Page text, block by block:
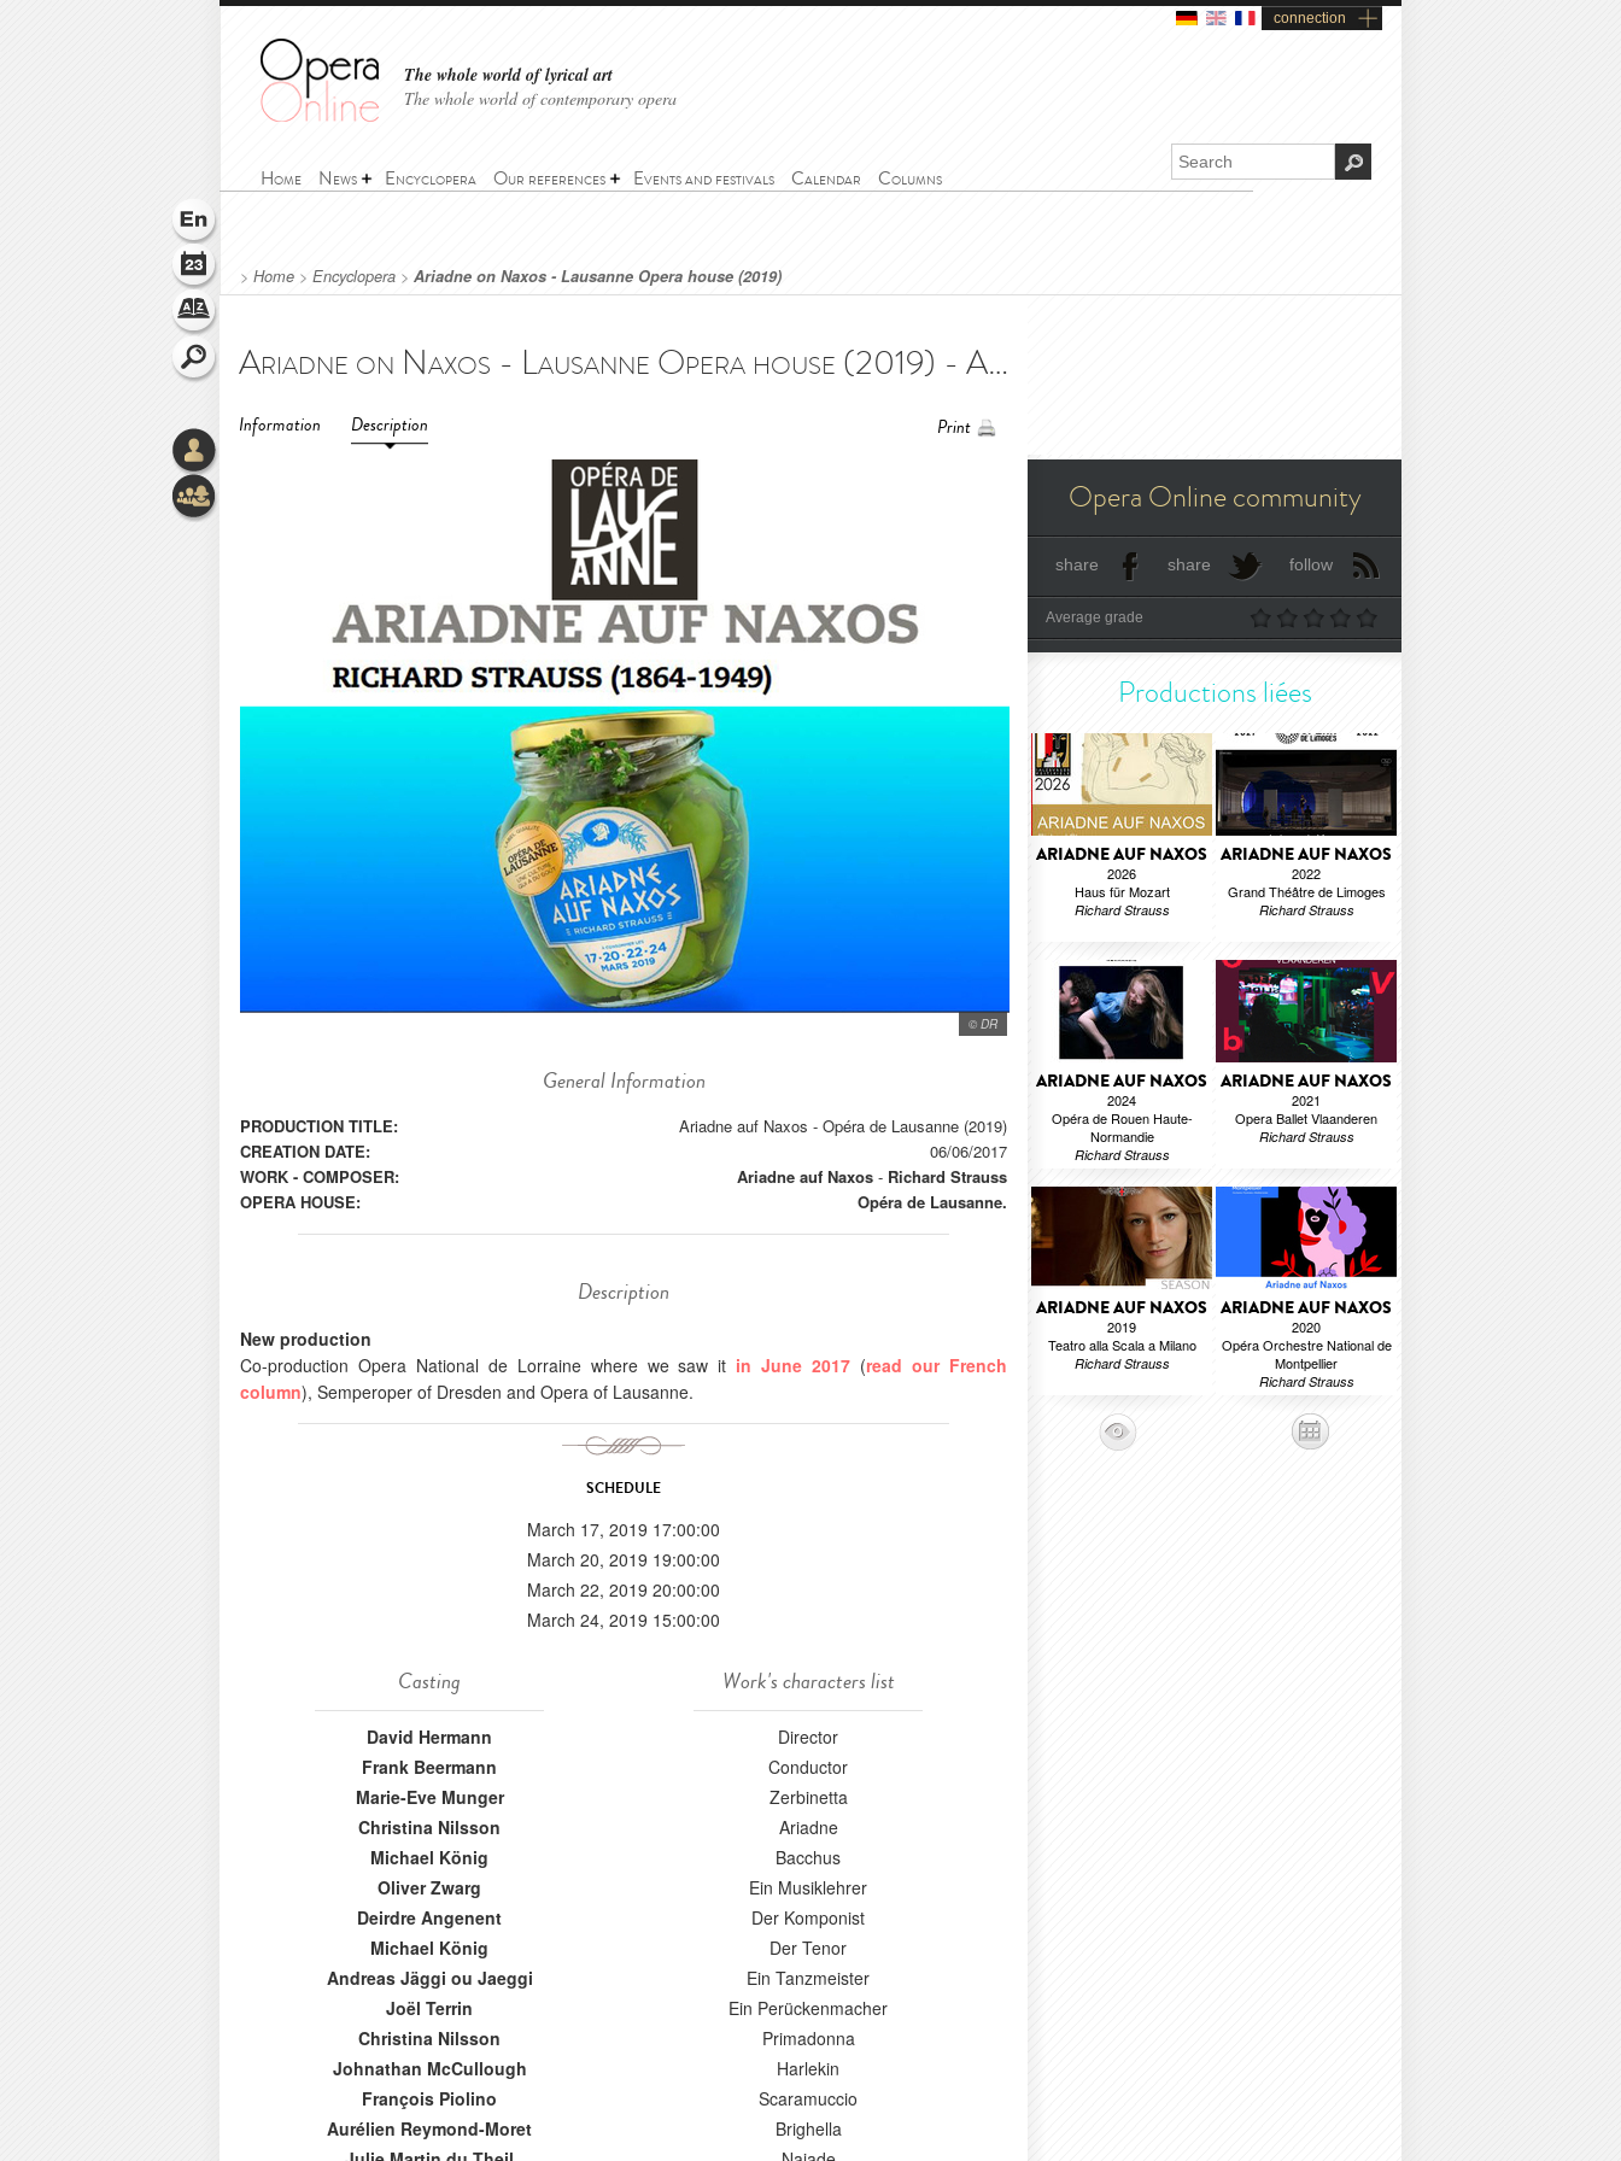
connection
The whole world of lyrical art
The whole world of contemporary opera
Home News Encyclopera Our references Events and festivals Calendar Columns
> Home > Encyclopera > Ariadne on Naxos - Lausanne Opera house (2019)
Ariadne on Naxos - Lausanne Opera house (2019) - Ariadne auf Naxos - Opéra de Lausanne (2019)
Information Description Print
© DR
General Information
PRODUCTION TITLE:
Ariadne auf Naxos - Opéra de Lausanne (2019)
CREATION DATE:
06/06/2017
WORK - COMPOSER:
Ariadne auf Naxos - Richard Strauss
OPERA HOUSE:
Opéra de Lausanne.
Description
New production
Co-production Opera National de Lorraine where we saw it in June 2017 (read our French
column), Semperoper of Dresden and Opera of Lausanne.
SCHEDULE
March 17, 2019 17:00:00
March 20, 2019 19:00:00
March 22, 2019 20:00:00
March 24, 2019 15:00:00
Casting
David Hermann
Frank Beermann
Marie-Eve Munger
Christina Nilsson
Michael König
Oliver Zwarg
Deirdre Angenent
Michael König
Andreas Jäggi ou Jaeggi
Joël Terrin
Christina Nilsson
Johnathan McCullough
François Piolino
Aurélien Reymond-Moret
Work's characters list
Director
Conductor
Zerbinetta
Ariadne
Bacchus
Ein Musiklehrer
Der Komponist
Der Tenor
Ein Tanzmeister
Ein Perückenmacher
Primadonna
Harlekin
Scaramuccio
Brighella
Opera Online community
share share follow
Average grade
Productions liées
ARIADNE AUF NAXOS
2026
Haus für Mozart
Richard Strauss
ARIADNE AUF NAXOS
2022
Grand Théâtre de Limoges
Richard Strauss
ARIADNE AUF NAXOS
2024
Opéra de Rouen Haute-
Normandie
Richard Strauss
ARIADNE AUF NAXOS
2021
Opera Ballet Vlaanderen
Richard Strauss
ARIADNE AUF NAXOS
2019
Teatro alla Scala a Milano
Richard Strauss
ARIADNE AUF NAXOS
2020
Opéra Orchestre National de
Montpellier
Richard Strauss